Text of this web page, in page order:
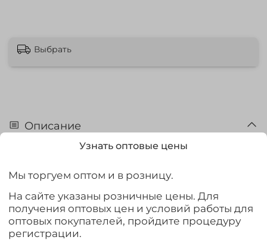
Выбрать
Описание
Коробка FB-250 разработанная специально для
прочих мелкогабаритных аксессуаров.
Коробка изготовлена из высококачественного
ударопрочного полипропилена. Перегородки, замки и
дно коробки также изготовлены из полипропилена -
марки Basell Clirell, который обладает высокой
Узнать оптовые цены
Мы торгуем оптом и в розницу.
На сайте указаны розничные цены. Для
получения оптовых цен и условий работы для
оптовых покупателей, пройдите процедуру
регистрации.